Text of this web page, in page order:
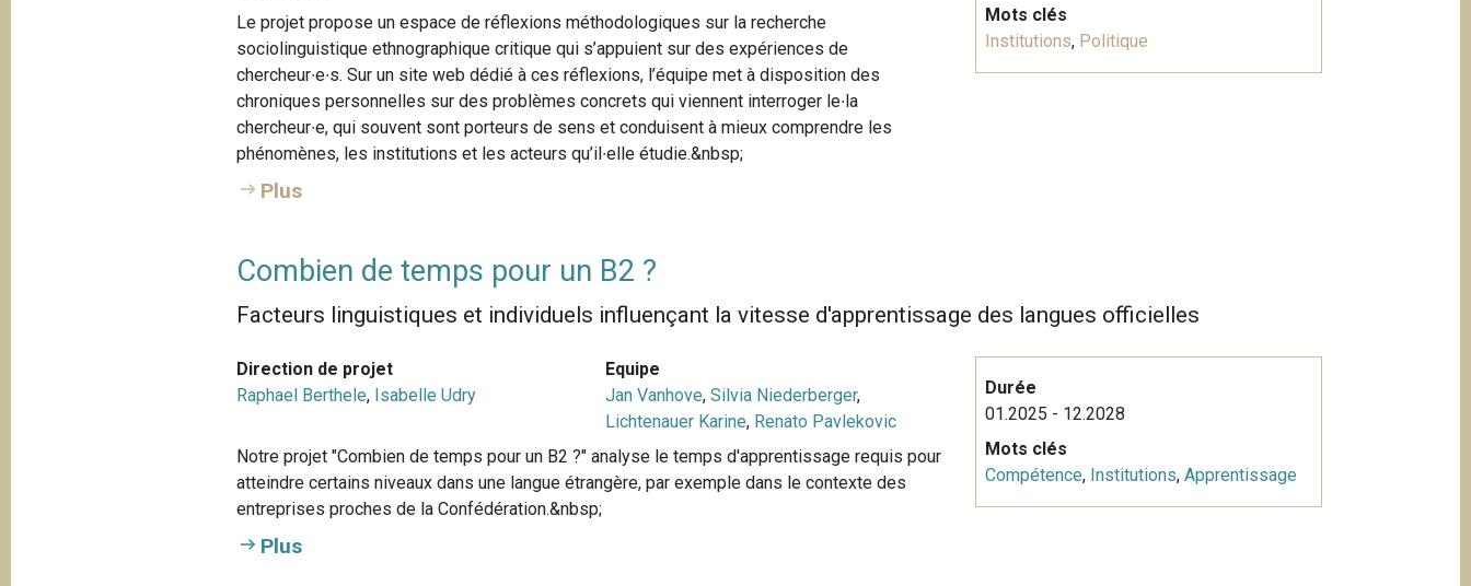
Le projet propose un espace de réflexions méthodologiques sur la recherche
sociolinguistique ethnographique critique qui s’appuient sur des expériences de
chercheur∙e∙s. Sur un site web dédié à ces réflexions, l’équipe met à disposition des
chroniques personnelles sur des problèmes concrets qui viennent interroger le∙la
chercheur∙e, qui souvent sont porteurs de sens et conduisent à mieux comprendre les
phénomènes, les institutions et les acteurs qu’il∙elle étudie.&nbsp;
Plus
Mots clés
Institutions, Politique
Combien de temps pour un B2 ?
Facteurs linguistiques et individuels influençant la vitesse d'apprentissage des langues officielles
Direction de projet
Raphael Berthele, Isabelle Udry
Equipe
Jan Vanhove,Silvia Niederberger,
Lichtenauer Karine, Renato Pavlekovic
Notre projet "Combien de temps pour un B2 ?" analyse le temps d'apprentissage requis pour
atteindre certains niveaux dans une langue étrangère, par exemple dans le contexte des
entreprises proches de la Confédération.&nbsp;
Plus
Durée
01.2025 - 12.2028
Mots clés
Compétence, Institutions, Apprentissage